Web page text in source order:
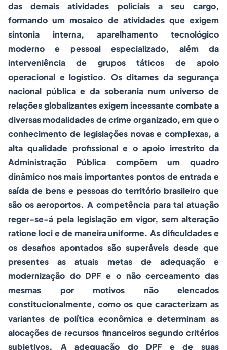
das demais atividades policiais a seu cargo,
formando um mosaico de atividades que exigem
sintonia interna, aparelhamento tecnológico
moderno e pessoal especializado, além da
interveniência de grupos táticos de apoio
operacional e logístico. Os ditames da segurança
nacional pública e da soberania num universo de
relações globalizantes exigem incessante combate a
diversas modalidades de crime organizado, em que o
conhecimento de legislações novas e complexas, a
alta qualidade profissional e o apoio irrestrito da
Administração Pública compõem um quadro
dinâmico nos mais importantes pontos de entrada e
saída de bens e pessoas do território brasileiro que
são os aeroportos. A competência para tal atuação
reger-se-á pela legislação em vigor, sem alteração
ratione locie de maneira uniforme. As dificuldades e
os desafios apontados são superáveis desde que
presentes as atuais metas de adequação e
modernização do DPF e o não cerceamento das
mesmas por motivos não elencados
constitucionalmente, como os que caracterizam as
variantes de política econômica e determinam as
alocações de recursos financeiros segundo critérios
subjetivos. A adequação do DPF e de suas